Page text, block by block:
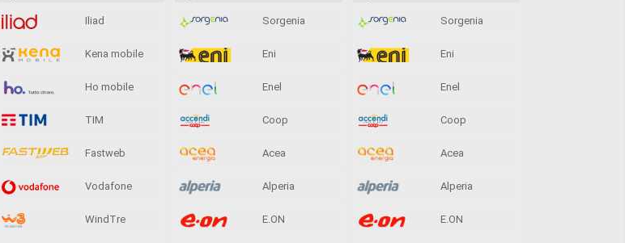
Iliad
Kena mobile
Ho mobile
TIM
Fastweb
Vodafone
WindTre
Sorgenia
Eni
Enel
Coop
Acea
Alperia
E.ON
Sorgenia
Eni
Enel
Coop
Acea
Alperia
E.ON